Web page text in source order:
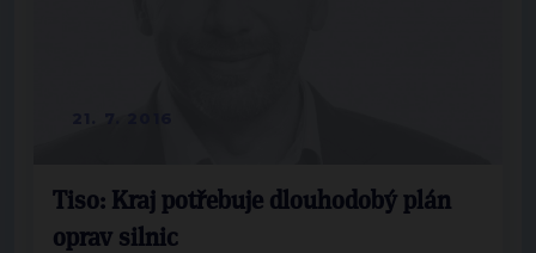
Tiso: Kraj potřebuje dlouhodobý plán
oprav silnic